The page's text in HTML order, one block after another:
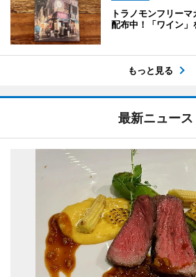
トラノモンフリー
配布中！「ワイン」
もっと見る
最新ニュース